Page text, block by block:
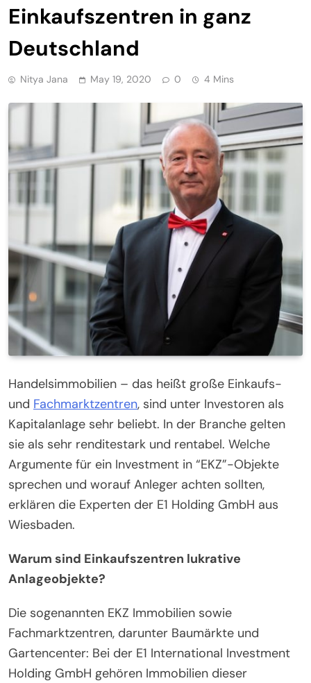
Einkaufszentren in ganz
Deutschland
Nitya Jana May 19, 2020 0 4 Mins
Handelsimmobilien – das heißt große Einkaufs-
und Fachmarktzentren, sind unter Investoren als
Kapitalanlage sehr beliebt. In der Branche gelten
sie als sehr renditestark und rentabel. Welche
Argumente für ein Investment in “EKZ”-Objekte
sprechen und worauf Anleger achten sollten,
erklären die Experten der E1 Holding GmbH aus
Wiesbaden.
Warum sind Einkaufszentren lukrative
Anlageobjekte?
Die sogenannten EKZ Immobilien sowie
Fachmarktzentren, darunter Baumärkte und
Gartencenter: Bei der E1 International Investment
Holding GmbH gehören Immobilien dieser